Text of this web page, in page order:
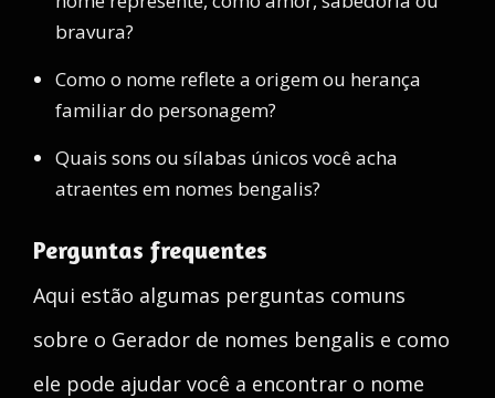
bravura?
Como o nome reflete a origem ou herança
familiar do personagem?
Quais sons ou sílabas únicos você acha
atraentes em nomes bengalis?
Perguntas frequentes
Aqui estão algumas perguntas comuns
sobre o Gerador de nomes bengalis e como
ele pode ajudar você a encontrar o nome